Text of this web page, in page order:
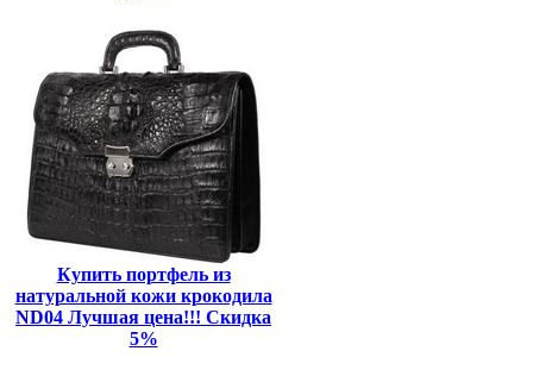
Купить портфель из
натуральной кожи крокодила
ND04 Лучшая цена!!! Скидка
5%